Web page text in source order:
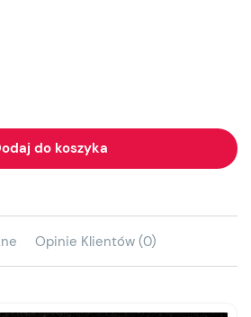
do koszyka
Opinie Klientów (0)